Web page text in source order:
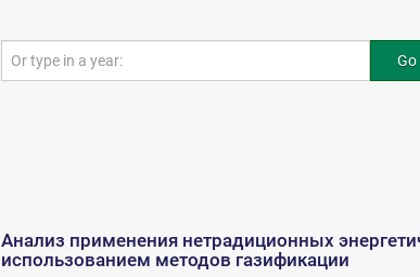
Go
Анализ применения нетрадиционных
использованием методов газификации